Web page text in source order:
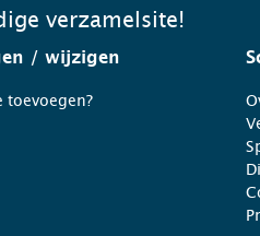
verzamelsite!
/ wijzigen
toevoegen?